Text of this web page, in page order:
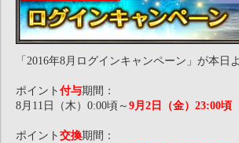
「2016年8月ログインキャンペーン」が本日
ポイント 付与期間：
8月11日（木）0:00頃～ 9月2日（金）23:00頃
ポイント 交換期間：